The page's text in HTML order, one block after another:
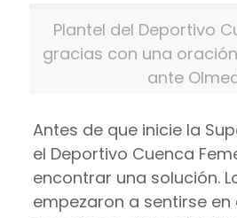
Plantel del Deportivo
gracias con una
ante
Antes de que inicie la
el Deportivo Cuenca
encontrar una solución.
empezaron a sentirse en